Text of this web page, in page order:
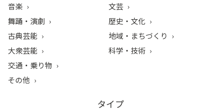
音楽
舞踊・演劇
古典芸能
大衆芸能
文芸
歴史・文化
地域・まちづくり
科学・技術
交通・乗り物
その他
タイプ